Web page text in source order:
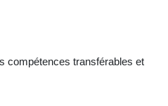
compétences transférables et